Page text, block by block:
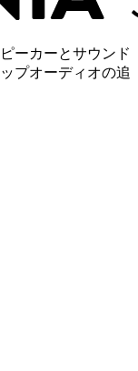
ーカーとサウンド
プオーディオの追